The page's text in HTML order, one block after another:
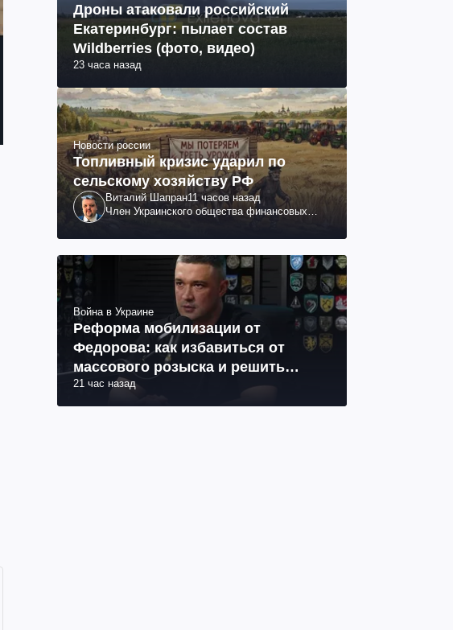
Дроны атаковали российский
Екатеринбург: пылает состав
Wildberries (фото, видео)
23 часа назад
Новости россии
Топливный кризис ударил по
сельскому хозяйству РФ
Виталий Шапран11 часов назад
Член Украинского общества финансовых
Война в Украине
Реформа мобилизации от
Федорова: как избавиться от
массового розыска и решить
проблему СОЧ
21 час назад